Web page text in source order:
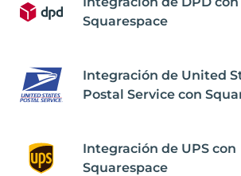
Squarespace
Integración de United
Postal Service con
Integración de UPS con
Squarespace